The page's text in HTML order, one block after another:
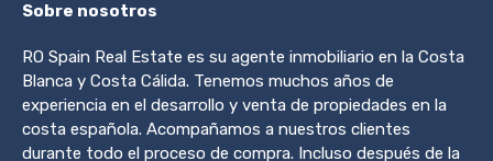
Sobre nosotros
RO Spain Real Estate es su agente inmobiliario en la Costa
Blanca y Costa Cálida. Tenemos muchos años de
experiencia en el desarrollo y venta de propiedades en la
costa española. Acompañamos a nuestros clientes
durante todo el proceso de compra. Incluso después de la